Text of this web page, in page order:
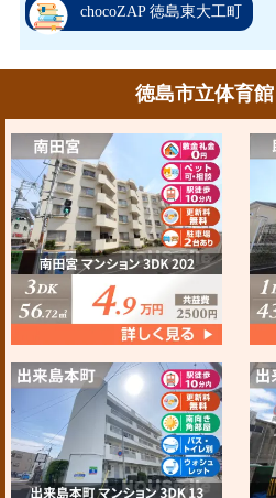
chocoZAP 徳島東大工町
徳島市立体育館